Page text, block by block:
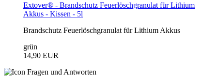
Extover® - Brandschutz Feuerlöschgranulat für Lithium
Akkus - Kissen - 5l
Brandschutz Feuerlöschgranulat für Lithium Akkus
grün
14,90 EUR